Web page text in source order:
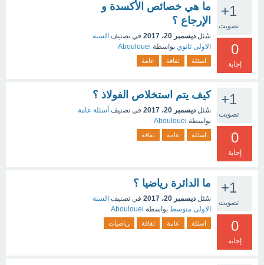
+1
تصويت
0
إجابة
ما هي خصائص الأكسدة و
الإرجاع ؟
سُئل ديسمبر 20، 2017 في تصنيف السنة
الاولى ثانوي بواسطة Aboulouei
اسئلة ثقافة عامة
+1
تصويت
0
إجابة
كيف يتم استخلاص الفولاذ ؟
سُئل ديسمبر 20، 2017 في تصنيف أسئلة عامة
بواسطة Aboulouei
اسئلة عامة ثقافة
+1
تصويت
0
إجابة
ما الدائرة رياضيا ؟
سُئل ديسمبر 20، 2017 في تصنيف السنة
الاولى متوسط بواسطة Aboulouei
اسئلة عامة ثقافة رياضيات